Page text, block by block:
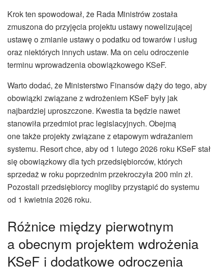
Krok ten spowodował, że Rada Ministrów została
zmuszona do przyjęcia projektu ustawy nowelizującej
ustawę o zmianie ustawy o podatku od towarów i usług
oraz niektórych innych ustaw. Ma on celu odroczenie
terminu wprowadzenia obowiązkowego KSeF.
Warto dodać, że Ministerstwo Finansów dąży do tego, aby
obowiązki związane z wdrożeniem KSeF były jak
najbardziej uproszczone. Kwestia ta będzie nawet
stanowiła przedmiot prac legislacyjnych. Obejmą
one także projekty związane z etapowym wdrażaniem
systemu. Resort chce, aby od 1 lutego 2026 roku KSeF stał
się obowiązkowy dla tych przedsiębiorców, których
sprzedaż w roku poprzednim przekroczyła 200 mln zł.
Pozostali przedsiębiorcy mogliby przystąpić do systemu
od 1 kwietnia 2026 roku.
Różnice między pierwotnym
a obecnym projektem wdrożenia
KSeF i dodatkowe odroczenia